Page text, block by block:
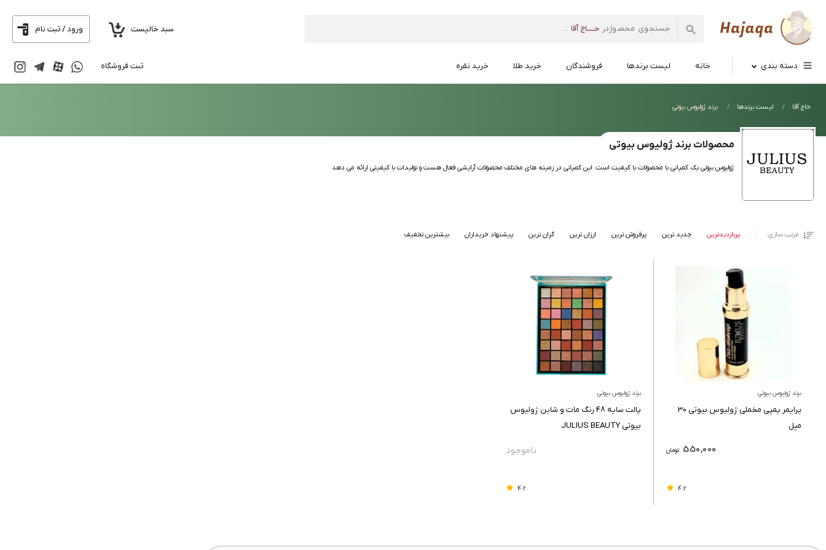
ورود / ثبت نام سبد خالیست
حاج
در حــــاج آقا ...
دسته بندی خانه لیست برندها فروشندگان خرید طلا خرید نقره ثبت فروشگاه
حاج آقا لیست برندها برند ژولیوس بیوتی
محصولات برند ژولیوس بیوتی
ژولیوس بیوتی یک کمپانی با محصولات با کیفیت است. این کمپانی در زمینه های مختلف محصولات آرایشی فعال هست و تولیدات با کیفیتی ارائه می دهد
مرتب سازی: پربازدیدترین جدید ترین پرفروش ترین ارزان ترین گران ترین پیشنهاد خریداران بیشترین تخفیف
برند ژولیوس بیوتی
پرایمر پمپی مخملی ژولیوس بیوتی 30
میل
تومان 550,000
4.2
برند ژولیوس بیوتی
پالت سایه 48 رنگ مات و شاین ژولیوس
بیوتی JULIUS BEAUTY
4.2